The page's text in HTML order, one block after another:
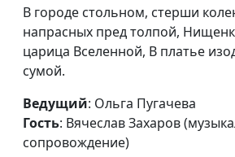
Тютчев)
Ангел (Иван Бунин)
Вячеслав
В городе стольном, стерши
напрасных пред толпой,
царица Вселенной, В платье
сумой.
Ведущий: Ольга Пугачева
Гость: Вячеслав Захаров
сопровождение)